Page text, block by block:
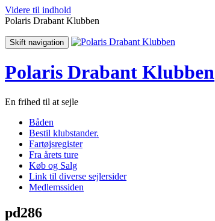
Videre til indhold
Polaris Drabant Klubben
Skift navigation
Polaris Drabant Klubben
En frihed til at sejle
Båden
Bestil klubstander.
Fartøjsregister
Fra årets ture
Køb og Salg
Link til diverse sejlersider
Medlemssiden
pd286